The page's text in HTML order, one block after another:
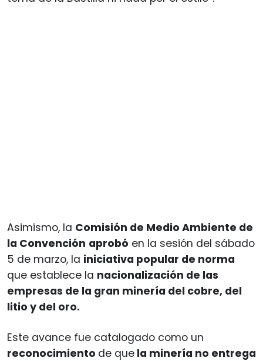
Asimismo, la Comisión de Medio Ambiente de
la Convención aprobó en la sesión del sábado
5 de marzo, la iniciativa popular de norma
que establece la nacionalización de las
empresas de la gran minería del cobre, del
litio y del oro.
Este avance fue catalogado como un
reconocimiento de que la minería no entrega